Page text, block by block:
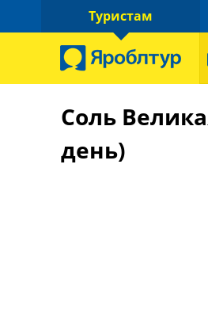
Туристам
Соль
день)